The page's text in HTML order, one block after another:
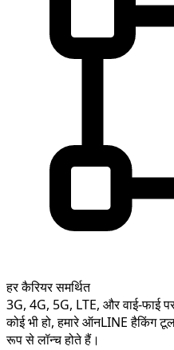
हर कैरियर समर्थित
3G, 4G, 5G, LTE, और वाई-फाई
कोई भी हो, हमारे ऑनLINE हैकिंग
रूप से लॉन्च होते हैं।